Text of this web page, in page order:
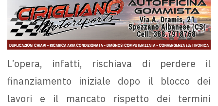
L’opera, infatti, rischiava di perdere il
finanziamento iniziale dopo il blocco dei
lavori e il mancato rispetto dei termini